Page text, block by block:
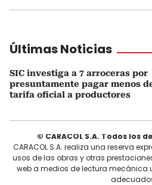
Últimas Noticias
SIC investiga a 7 arroceras por
presuntamente pagar menos
tarifa oficial a productores
© CARACOL S.A. Todos los
CARACOL S.A. realiza una reserva
usos de las obras y otras
web a medios de lectura mecánica